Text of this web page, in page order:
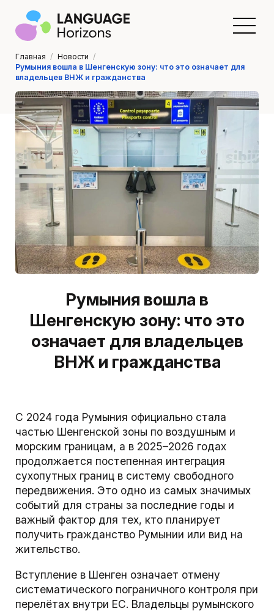
Главная / Новости /
Румыния вошла в Шенгенскую зону: что это означает для
владельцев ВНЖ и гражданства
Румыния вошла в
Шенгенскую зону: что это
означает для владельцев
ВНЖ и гражданства
С 2024 года Румыния официально стала
частью Шенгенской зоны по воздушным и
морским границам, а в 2025–2026 годах
продолжается постепенная интеграция
сухопутных границ в систему свободного
передвижения. Это одно из самых значимых
событий для страны за последние годы и
важный фактор для тех, кто планирует
получить гражданство Румынии или вид на
жительство.
Вступление в Шенген означает отмену
систематического пограничного контроля при
перелётах внутри ЕС. Владельцы румынского